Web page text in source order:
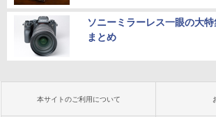
ソニーミラーレス一眼の大
まとめ
本サイトのご利用について